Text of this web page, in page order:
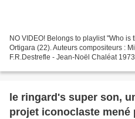
NO VIDEO! Belongs to playlist "Who
Ortigara (22). Auteurs compositeurs :
F.R.Destrefle - Jean-Noël Chaléat
le ringard's super son,
projet iconoclaste mené